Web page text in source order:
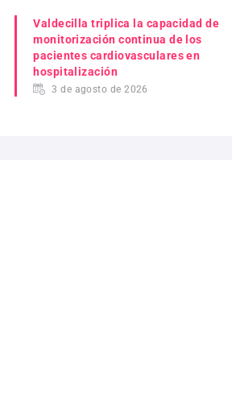
Valdecilla triplica la capacidad de
monitorización continua de los
pacientes cardiovasculares en
hospitalización
3 de agosto de 2026